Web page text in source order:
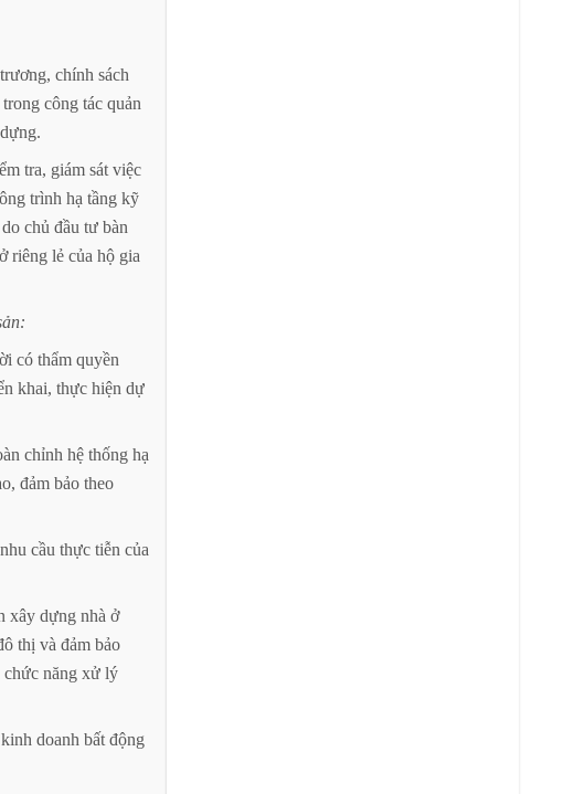
trương, chính sách
trong công tác quản
dựng.
tra, giám sát việc
trình hạ tầng kỹ
do chủ đầu tư bàn
ở riêng lẻ của hộ gia
có thẩm quyền
khai, thực hiện dự
chỉnh hệ thống hạ
đảm bảo theo
nhu cầu thực tiễn của
xây dựng nhà ở
thị và đảm bảo
chức năng xử lý
kinh doanh bất động